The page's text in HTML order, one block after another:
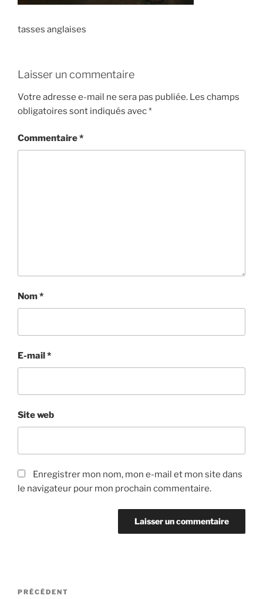
tasses anglaises
Laisser un commentaire
Votre adresse e-mail ne sera pas publiée. Les champs
obligatoires sont indiqués avec*
Commentaire*
Nom*
E-mail *
Site web
Enregistrer mon nom, mon e-mail et mon site dans
le navigateur pour mon prochain commentaire.
Navigation
Article
PRÉCÉDENT